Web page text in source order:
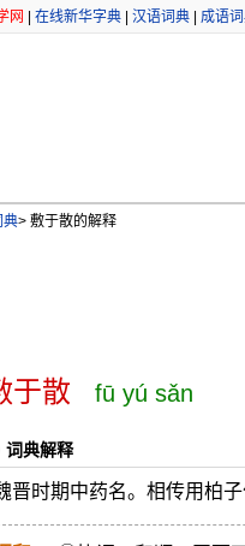
网 在线新华字典| 汉语词典| 成语
典>敷于散的解释
于散 fū yú sǎn
词典解释
晋时期中药名。相传用柏